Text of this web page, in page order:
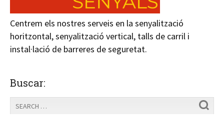
Centrem els nostres serveis en la senyalització
horitzontal, senyalització vertical, talls de carril i
instal·lació de barreres de seguretat.
Buscar: